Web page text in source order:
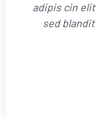
adipis cin
sed